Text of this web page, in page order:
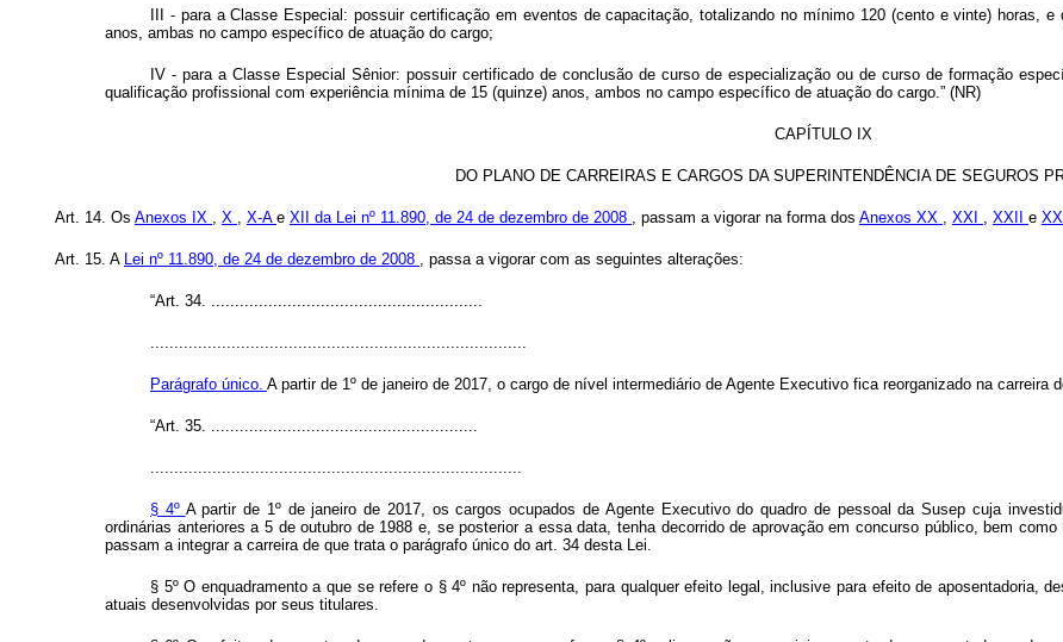
III - para a Classe Especial: possuir certificação em eventos de capacitação, totalizando no mínimo 120 (cento e vinte) horas,
anos, ambas no campo específico de atuação do cargo;
IV - para a Classe Especial Sênior: possuir certificado de conclusão de curso de especialização ou de curso de formação
qualificação profissional com experiência mínima de 15 (quinze) anos, ambos no campo específico de atuação do cargo.” (NR)
CAPÍTULO IX
DO PLANO DE CARREIRAS E CARGOS DA SUPERINTENDÊNCIA DE SEGUROS
Art. 14. Os Anexos IX , X , X-A e XII da Lei nº 11.890, de 24 de dezembro de 2008 , passam a vigorar na forma dos Anexos XX , XXI , XXII e
Art. 15. A Lei nº 11.890, de 24 de dezembro de 2008 , passa a vigorar com as seguintes alterações:
“Art. 34. .........................................................
...............................................................................
Parágrafo único. A partir de 1º de janeiro de 2017, o cargo de nível intermediário de Agente Executivo fica reorganizado na carreira
“Art. 35. ........................................................
..............................................................................
§ 4º A partir de 1º de janeiro de 2017, os cargos ocupados de Agente Executivo do quadro de pessoal da Susep cuja
ordinárias anteriores a 5 de outubro de 1988 e, se posterior a essa data, tenha decorrido de aprovação em concurso público, bem
passam a integrar a carreira de que trata o parágrafo único do art. 34 desta Lei.
§ 5º O enquadramento a que se refere o § 4º não representa, para qualquer efeito legal, inclusive para efeito de aposentadoria,
atuais desenvolvidas por seus titulares.